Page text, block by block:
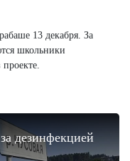
13 декабря. За
школьники
проекте.
дезинфекцией